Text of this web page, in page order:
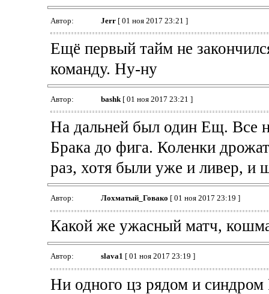
Автор: Jerr[ 01 ноя 2017 23:21 ]
Ещё первый тайм не
команду. Ну-ну
Автор: bashk[ 01 ноя 2017 23:21 ]
На дальней был один Ещ. Все
Брака до фига. Коленки
раз, хотя были уже и ливер, и
Автор: Лохматый_Говако [ 01 ноя 2017 23:19 ]
Какой же ужасный матч,
Автор: slava1 [ 01 ноя 2017 23:19 ]
Ни одного цз рядом и синдром